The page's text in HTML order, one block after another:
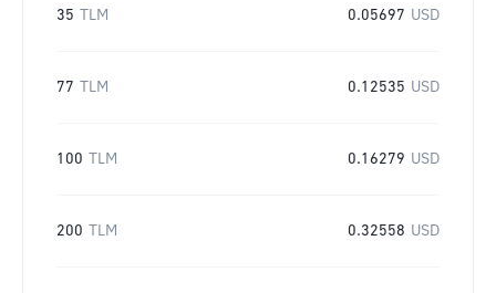
35 TLM 0.05697 USD
77 TLM 0.12535 USD
100 TLM 0.16279 USD
200 TLM 0.32558 USD